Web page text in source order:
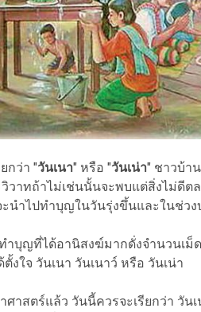
กว่า "วันเนา" หรือ "วันเน่า" ชาวบ้า
วิวาทถ้าไม่เช่นนั้นจะพบแต่สิ่งไม่ดี
นำไปทำบุญในวันรุ่งขึ้นและในช่ว
ำบุญที่ได้อานิสงฆ์มากดั่งจำนวนเ
งใจ วันเนา วันเนาว์ หรือ วันเน่า
ศาสตร์แล้ว วันนี้ควรจะเรียกว่า วั